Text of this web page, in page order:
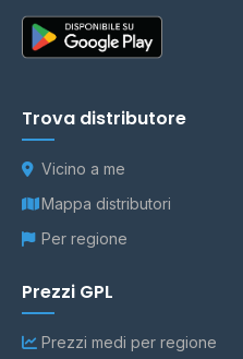
Trova distributore
Vicino a me
Mappa distributori
Per regione
Prezzi GPL
Prezzi medi per regione